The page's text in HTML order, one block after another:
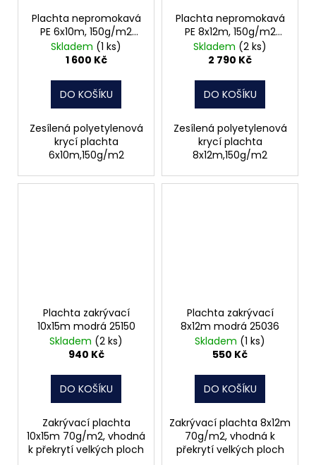
Plachta nepromokavá
PE 6x10m, 150g/m2
14105
Skladem (1 ks)
1 600 Kč
DO KOŠÍKU
Zesílená polyetylenová
krycí plachta
6x10m,150g/m2
Plachta nepromokavá
PE 8x12m, 150g/m2
14105
Skladem (2 ks)
2 790 Kč
DO KOŠÍKU
Zesílená polyetylenová
krycí plachta
8x12m,150g/m2
Plachta zakrývací
10x15m modrá 25150
Skladem (2 ks)
940 Kč
DO KOŠÍKU
Zakrývací plachta
10x15m 70g/m2, vhodná
k překrytí velkých ploch
Plachta zakrývací
8x12m modrá 25036
Skladem (1 ks)
550 Kč
DO KOŠÍKU
Zakrývací plachta 8x12m
70g/m2, vhodná k
překrytí velkých ploch